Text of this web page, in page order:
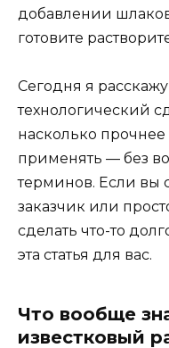
добавлении
готовите
Сегодня я
технологический
насколько
применять — без
терминов. Если вы
заказчик или
сделать что-то
эта статья для вас.
Что вообще
известковый